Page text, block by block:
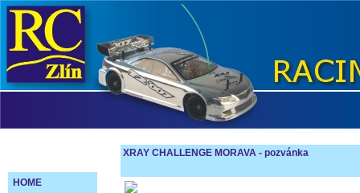
HOME
XRAY CHALLENGE MORAVA - pozvánka